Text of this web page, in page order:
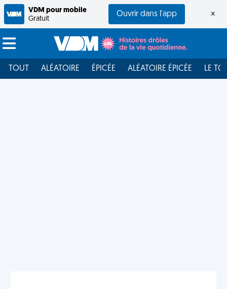
VDM pour mobile
Gratuit
Ouvrir dans l'app ×
TOUT ALÉATOIRE ÉPICÉE ALÉATOIRE ÉPICÉE LE